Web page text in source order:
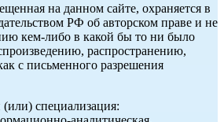
на данном сайте, охраняется в
РФ об авторском праве и не
кем-либо в какой бы то ни было
распространению,
с письменного разрешения
специализация: